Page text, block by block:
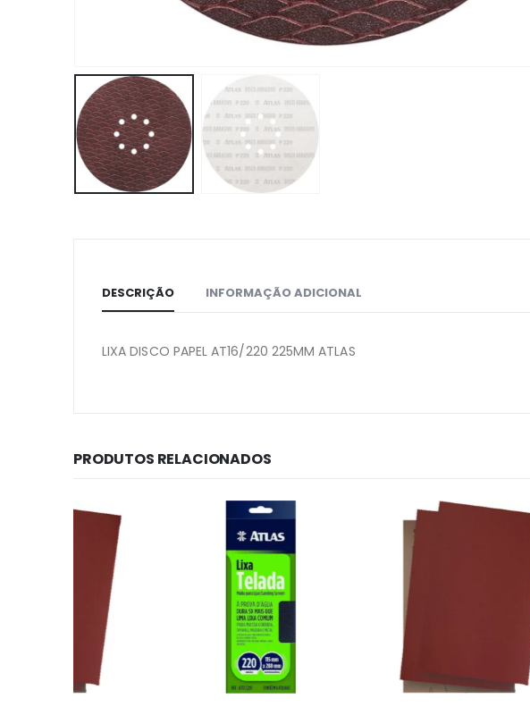
DESCRIÇÃO INFORMAÇÃO ADICIONAL
LIXA DISCO PAPEL AT16/220 225MM ATLAS
PRODUTOS RELACIONADOS